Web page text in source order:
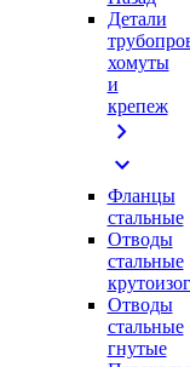
Детали
хомуты
и
крепеж
chevron_right
expand_more
Фланцы
стальные
Отводы
стальные
Отводы
стальные
гнутые